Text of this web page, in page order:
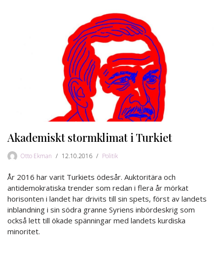
Akademiskt stormklimat i Turkiet
Otto Ekman 12.10.2016 Politik
År 2016 har varit Turkiets ödesår. Auktoritära och
antidemokratiska trender som redan i flera år mörkat
horisonten i landet har drivits till sin spets, först av landets
inblandning i sin södra granne Syriens inbördeskrig som
också lett till ökade spänningar med landets kurdiska
minoritet.